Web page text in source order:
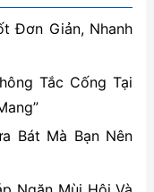
Đơn Giản, Nhanh
Tắc Cống Tại
Bát Mà Bạn Nên